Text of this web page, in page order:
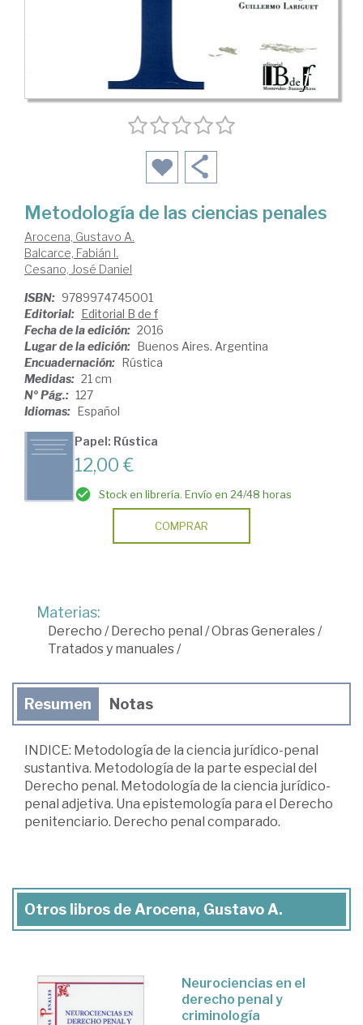
Metodología de las ciencias penales
Arocena, Gustavo A.
Balcarce, Fabián I.
Cesano, José Daniel
ISBN: 9789974745001
Editorial: Editorial B de f
Fecha de la edición: 2016
Lugar de la edición: Buenos Aires. Argentina
Encuadernación: Rústica
Medidas: 21 cm
Nº Pág.: 127
Idiomas: Español
Papel: Rústica
12,00 €
Stock en librería. Envío en 24/48 horas
COMPRAR
Materias:
Derecho / Derecho penal /Obras Generales/
Tratados y manuales/
Resumen Notas
INDICE: Metodología de la ciencia jurídico-penal
sustantiva. Metodología de la parte especial del
Derecho penal. Metodología de la ciencia jurídico-
penal adjetiva. Una epistemología para el Derecho
penitenciario. Derecho penal comparado.
Otros libros de Arocena, Gustavo A.
Neurociencias en el
derecho penal y
criminología